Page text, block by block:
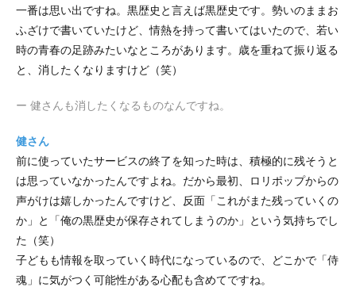
一番は思い出ですね。黒歴史と言えば黒歴史です。勢いのままお
ふざけで書いていたけど、情熱を持って書いてはいたので、若い
時の青春の足跡みたいなところがあります。歳を重ねて振り返る
と、消したくなりますけど（笑）
ー 健さんも消したくなるものなんですね。
健さん
前に使っていたサービスの終了を知った時は、積極的に残そうと
は思っていなかったんですよね。だから最初、ロリポップからの
声がけは嬉しかったんですけど、反面「これがまた残っていくの
か」と「俺の黒歴史が保存されてしまうのか」という気持ちでし
た（笑）
子どもも情報を取っていく時代になっているので、どこかで「侍
魂」に気がつく可能性がある心配も含めてですね。